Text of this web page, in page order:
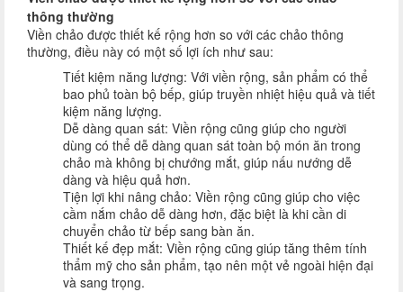
thông thường
Viền chảo được thiết kế rộng hơn so với các chảo thông
thường, điều này có một số lợi ích như sau:
Tiết kiệm năng lượng: Với viền rộng, sản phẩm có thể
bao phủ toàn bộ bếp, giúp truyền nhiệt hiệu quả và tiết
kiệm năng lượng.
Dễ dàng quan sát: Viền rộng cũng giúp cho người
dùng có thể dễ dàng quan sát toàn bộ món ăn trong
chảo mà không bị chướng mắt, giúp nấu nướng dễ
dàng và hiệu quả hơn.
Tiện lợi khi nâng chảo: Viền rộng cũng giúp cho việc
cầm nắm chảo dễ dàng hơn, đặc biệt là khi cần di
chuyển chảo từ bếp sang bàn ăn.
Thiết kế đẹp mắt: Viền rộng cũng giúp tăng thêm tính
thẩm mỹ cho sản phẩm, tạo nên một vẻ ngoài hiện đại
và sang trọng.